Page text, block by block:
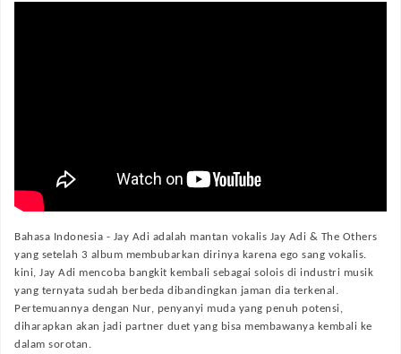
Bahasa Indonesia - Jay Adi adalah mantan vokalis Jay Adi & The Others
yang setelah 3 album membubarkan dirinya karena ego sang vokalis.
kini, Jay Adi mencoba bangkit kembali sebagai solois di industri musik
yang ternyata sudah berbeda dibandingkan jaman dia terkenal.
Pertemuannya dengan Nur, penyanyi muda yang penuh potensi,
diharapkan akan jadi partner duet yang bisa membawanya kembali ke
dalam sorotan.